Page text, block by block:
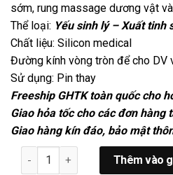
sớm, rung massage dương vật
Thể loại: Yếu sinh lý – Xuất tinh
Chất liệu: Silicon medical
Đường kính vòng tròn để cho DV
Sử dụng: Pin thay
Freeship GHTK toàn quốc cho
Giao hỏa tốc cho các đơn hàng
Giao hàng kín đáo, bảo mật
Vòng Rung Kéo Dài Thời
Thêm vào